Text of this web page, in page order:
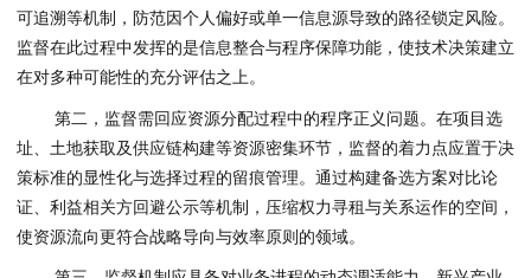
可追溯等机制，防范因个人偏好或单一信息源导致的路径锁定风险。
监督在此过程中发挥的是信息整合与程序保障功能，使技术决策建立
在对多种可能性的充分评估之上。
第二，监督需回应资源分配过程中的程序正义问题。在项目选
址、土地获取及供应链构建等资源密集环节，监督的着力点应置于决
策标准的显性化与选择过程的留痕管理。通过构建备选方案对比论
证、利益相关方回避公示等机制，压缩权力寻租与关系运作的空间，
使资源流向更符合战略导向与效率原则的领域。